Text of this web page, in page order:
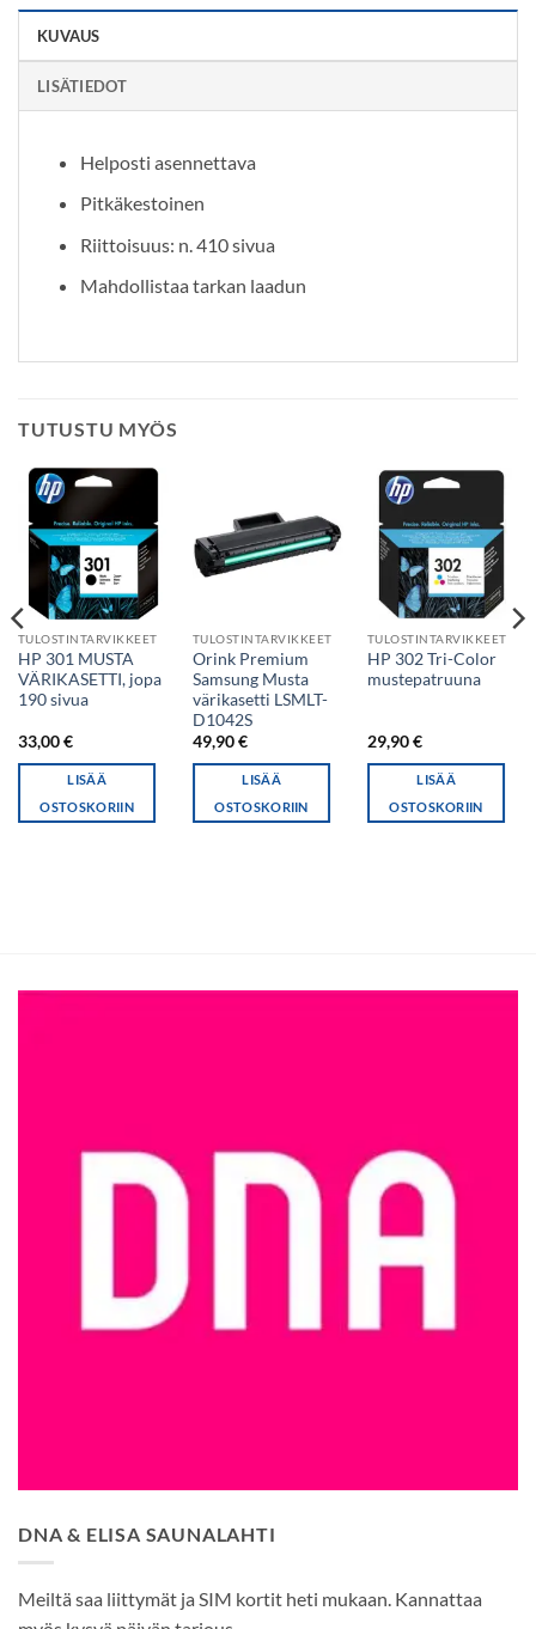
KUVAUS
LISÄTIEDOT
Helposti asennettava
Pitkäkestoinen
Riittoisuus: n. 410 sivua
Mahdollistaa tarkan laadun
TUTUSTU MYÖS
TULOSTINTARVIKKEET
HP 301 MUSTA
VÄRIKASETTI, jopa
190 sivua
33,00€
LISÄÄ
OSTOSKORIIN
TULOSTINTARVIKKEET
Orink Premium
Samsung Musta
värikasetti LSMLT-
D1042S
49,90€
LISÄÄ
OSTOSKORIIN
TULOSTINTARVIKKEET
HP 302 Tri-Color
mustepatruuna
29,90€
LISÄÄ
OSTOSKORIIN
DNA & ELISA SAUNALAHTI
Meiltä saa liittymät ja SIM kortit heti mukaan. Kannattaa